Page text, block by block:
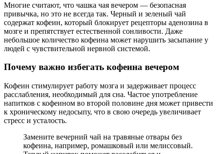
Многие считают, что чашка чая вечером — безопасная
привычка, но это не всегда так. Черный и зеленый чай
содержат кофеин, который блокирует рецепторы аденозина в
мозге и препятствует естественной сонливости. Даже
небольшое количество кофеина может нарушить засыпание у
людей с чувствительной нервной системой.
Почему важно избегать кофеина вечером
Кофеин стимулирует работу мозга и задерживает процесс
расслабления, необходимый для сна. Частое употребление
напитков с кофеином во второй половине дня может привести
к хроническому недосыпу, что в свою очередь увеличивает
стресс и усталость.
Замените вечерний чай на травяные отвары без
кофеина, например, ромашковый или мелиссовый.